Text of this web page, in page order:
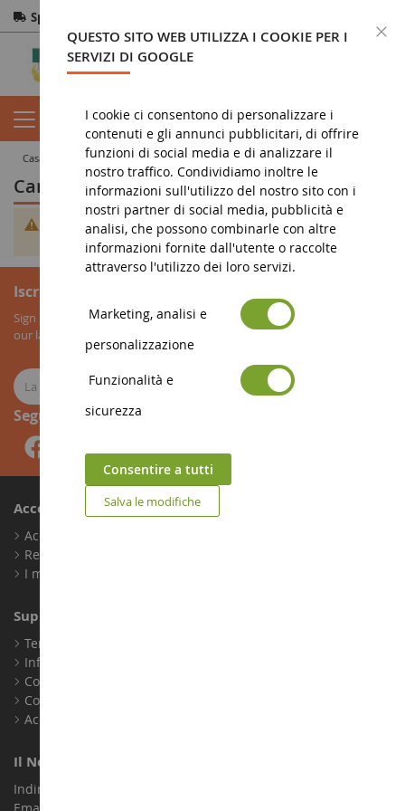
Spedizione gratuita
Resi entro 14 giorni
casa giocattolo trattori a pedali e trottatori Camminatori
Camminatori
Non è stato trovato alcun prodotto corrispondente alla
selezione.
Iscrizione alla newsletter
Sign up for our newsletter to receive all our special offers, as well as
our latest news about agricultural miniatures.
Seguici
Account
Accedi
Registrati
I miei punti fedeltà
Supporto Clienti
Termini e condizioni di vendita
Informazioni legali
Contatto
Cookie
Accessibilità: non conforme
Il Nostro Negozio
Indirizzo : ZA LE Chemin, 61800 Montsecret
QUESTO SITO WEB UTILIZZA I COOKIE PER I
SERVIZI DI GOOGLE
I cookie ci consentono di personalizzare i
contenuti e gli annunci pubblicitari, di offrire
funzioni di social media e di analizzare il
nostro traffico. Condividiamo inoltre le
informazioni sull'utilizzo del nostro sito con i
nostri partner di social media, pubblicità e
analisi, che possono combinarle con altre
informazioni fornite dall'utente o raccolte
attraverso l'utilizzo dei loro servizi.
Marketing, analisi e
personalizzazione
Funzionalità e
sicurezza
Consentire a tutti
Salva le modifiche